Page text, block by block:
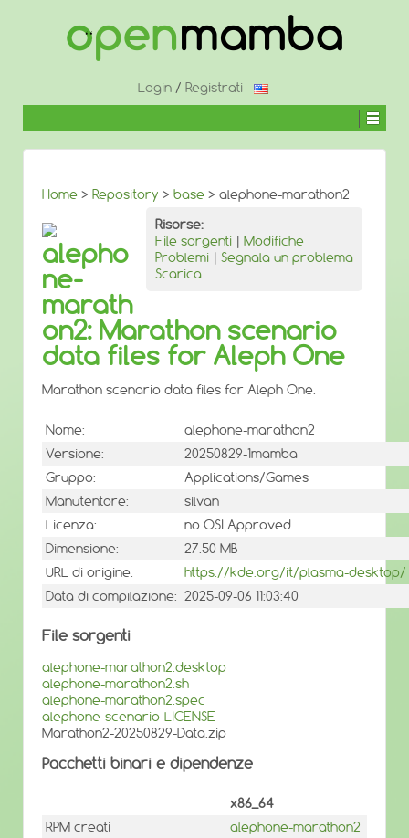
CONTENUTO
Login / Registrati
Home > Repository > base > alephone-marathon2
Risorse:
File sorgenti | Modifiche
Problemi | Segnala un problema
Scarica
alepho
ne-
marath
on2: Marathon scenario
data files for Aleph One
Marathon scenario data files for Aleph One.
Nome:
alephone-marathon2
Versione:
20250829-1mamba
Gruppo:
Applications/Games
Manutentore:
silvan
Licenza:
no OSI Approved
Dimensione:
27.50 MB
URL di origine:
https://kde.org/it/plasma-desktop/
Data di compilazione: 2025-09-06 11:03:40
File sorgenti
alephone-marathon2.desktop
alephone-marathon2.sh
alephone-marathon2.spec
alephone-scenario-LICENSE
Marathon2-20250829-Data.zip
Pacchetti binari e dipendenze
x86_64
RPM creati
alephone-marathon2